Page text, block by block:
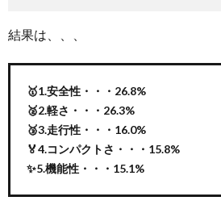
結果は、、、
🥇1.安全性・・・26.8%
🥈2.軽さ・・・26.3%
🥉3.走行性・・・16.0%
🏅4.コンパクトさ・・・15.8%
✨5.機能性・・・15.1%